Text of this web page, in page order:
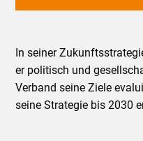
In seiner
er politisch und
Verband seine Ziele
seine Strategie bis 2030